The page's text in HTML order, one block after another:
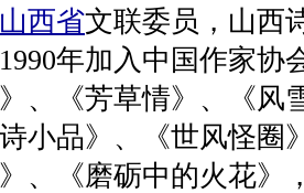
山西省文联委员，山西
年加入中国作家协
、《芳草情》、《风
小品》、《世风怪圈
》、《磨砺中的火花